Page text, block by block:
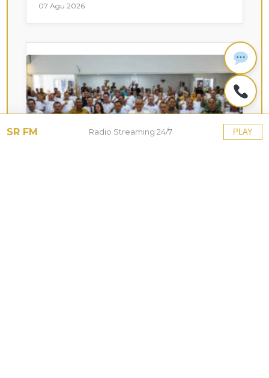
07 Agu 2026
SR FM Radio Streaming 24/7 PLAY